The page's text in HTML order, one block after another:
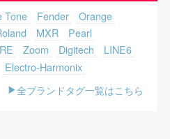
Tone Fender
Orange
MXR
Pearl
Zoom Digitech
LINE6
Electro-Harmonix
全ブランドタグ一覧はこちら